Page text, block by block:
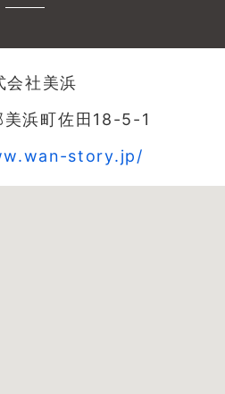
会社美浜
美浜町佐田18-5-1
story.jp/